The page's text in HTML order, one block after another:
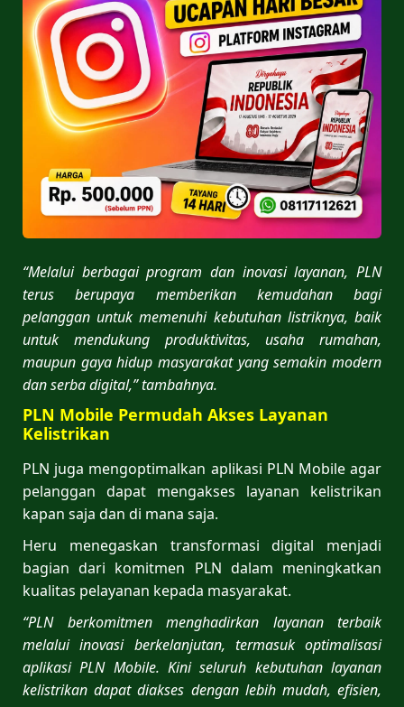
“Melalui berbagai program dan inovasi layanan, PLN
terus berupaya memberikan kemudahan bagi
pelanggan untuk memenuhi kebutuhan listriknya, baik
untuk mendukung produktivitas, usaha rumahan,
maupun gaya hidup masyarakat yang semakin modern
dan serba digital,” tambahnya.
PLN Mobile Permudah Akses Layanan
Kelistrikan
PLN juga mengoptimalkan aplikasi PLN Mobile agar
pelanggan dapat mengakses layanan kelistrikan
kapan saja dan di mana saja.
Heru menegaskan transformasi digital menjadi
bagian dari komitmen PLN dalam meningkatkan
kualitas pelayanan kepada masyarakat.
“PLN berkomitmen menghadirkan layanan terbaik
melalui inovasi berkelanjutan, termasuk optimalisasi
aplikasi PLN Mobile. Kini seluruh kebutuhan layanan
kelistrikan dapat diakses dengan lebih mudah, efisien,